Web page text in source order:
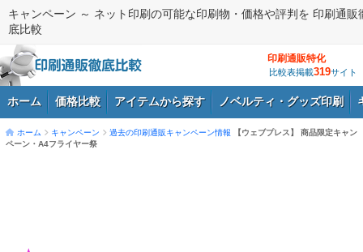
キャンペーン ～ ネット印刷の可能な印刷物・価格や評判を 印刷通販
底比較
印刷通販特化
比較表掲載319サイト
ホーム 価格比較 アイテムから探す ノベルティ・グッズ印刷
ホーム キャンペーン 過去の印刷通販キャンペーン情報
【ウェブプレス】 商品限定キャン
ペーン・A4フライヤー祭